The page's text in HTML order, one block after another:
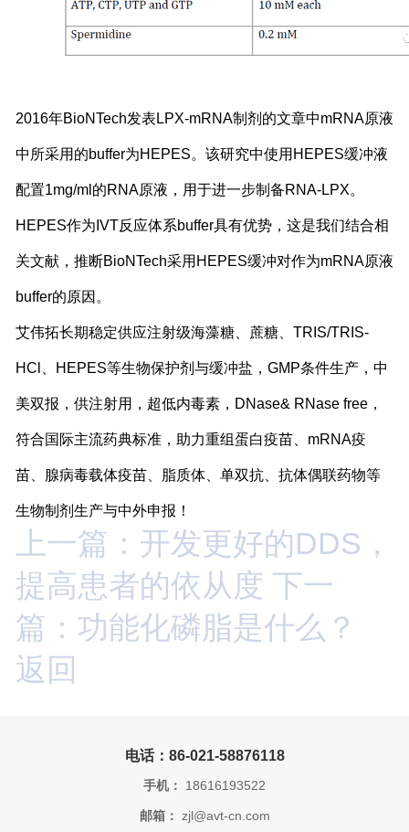
2016年BioNTech发表LPX-mRNA制剂的文章中mRNA原液
中所采用的buffer为HEPES。该研究中使用HEPES缓冲液
配置1mg/ml的RNA原液，用于进一步制备RNA-LPX。
HEPES作为IVT反应体系buffer具有优势，这是我们结合相
关文献，推断BioNTech采用HEPES缓冲对作为mRNA原液
buffer的原因。
艾伟拓长期稳定供应注射级海藻糖、蔗糖、TRIS/TRIS-
HCl、HEPES等生物保护剂与缓冲盐，GMP条件生产，中
美双报，供注射用，超低内毒素，DNase& RNase free，
符合国际主流药典标准，助力重组蛋白疫苗、mRNA疫
苗、腺病毒载体疫苗、脂质体、单双抗、抗体偶联药物等
生物制剂生产与中外申报！
上一篇：开发更好的DDS，
提高患者的依从度 下一
篇：功能化磷脂是什么？
返回
电话：86-021-58876118
手机： 18616193522
邮箱： zjl@avt-cn.com